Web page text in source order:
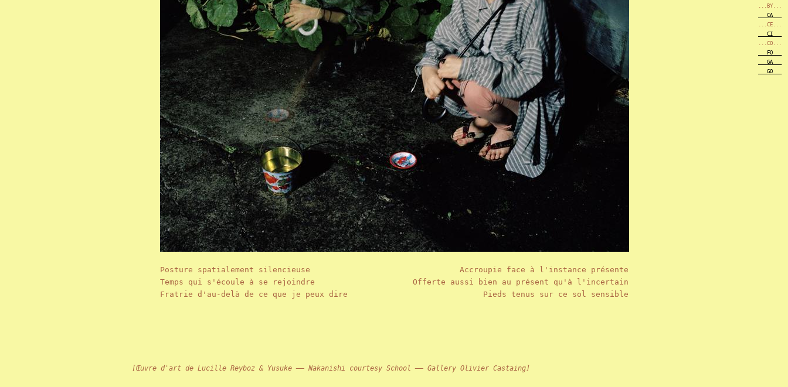
Posture spatialement silencieuse
Temps qui s'écoule à se rejoindre
Fratrie d'au-delà de ce que je peux dire
Accroupie face à l'instance présente
Offerte aussi bien au présent qu'à l'incertain
Pieds tenus sur ce sol sensible
[Œuvre d'art de Lucille Reyboz & Yusuke —— Nakanishi courtesy School —— Gallery Olivier Castaing]
...BY...
___CA___
...CE...
___CI___
...CO...
___FO___
___GA___
___GO___